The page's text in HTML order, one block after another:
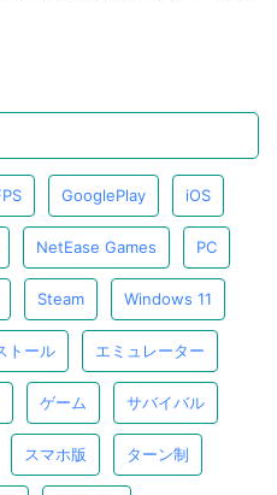
GooglePlay iOS
NetEase Games PC
Steam Windows 11
トール エミュレーター
ゲーム サバイバル
スマホ版 ターン制